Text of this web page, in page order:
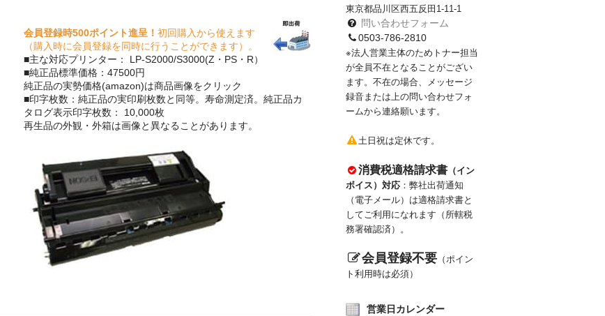
会員登録時500ポイント進呈！ 初回購入から使えます
（購入時に会員登録を同時に行うことができます）。
■主な対応プリンター： LP-S2000/S3000(Z・PS・R）
■純正品標準価格：47500円
純正品の実勢価格(amazon)は商品画像をクリック
■印字枚数：純正品の実印刷枚数と同等。寿命測定済。純正品カ
タログ表示印字枚数： 10,000枚
再生品の外観・外箱は画像と異なることがあります。
東京都品川区西五反田1-11-1
問い合わせフォーム
0503-786-2810
※法人営業主体のためトナー担当
が全員不在となることがござい
ます。不在の場合、メッセージ
録音または上の問い合わせフォ
ームから連絡願います。
土日祝は定休です。
消費税適格請求書 （イン
ボイス）対応 ：弊社出荷通知
（電子メール）は適格請求書と
してご利用になれます（所轄税
務署確認済）。
会員登録不要 （ポイン
ト利用時は必須）
営業日カレンダー